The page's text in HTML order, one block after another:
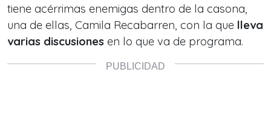
tiene acérrimas enemigas dentro de la casona,
una de ellas, Camila Recabarren, con la que lleva
varias discusiones en lo que va de programa.